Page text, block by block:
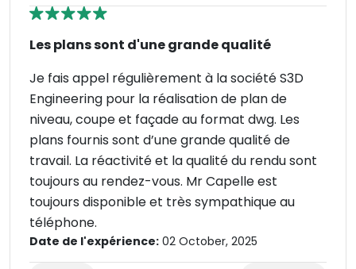
Les plans sont d'une grande qualité
Je fais appel régulièrement à la société S3D
Engineering pour la réalisation de plan de
niveau, coupe et façade au format dwg. Les
plans fournis sont d’une grande qualité de
travail. La réactivité et la qualité du rendu sont
toujours au rendez-vous. Mr Capelle est
toujours disponible et très sympathique au
téléphone.
Date de l'expérience: 02 October, 2025